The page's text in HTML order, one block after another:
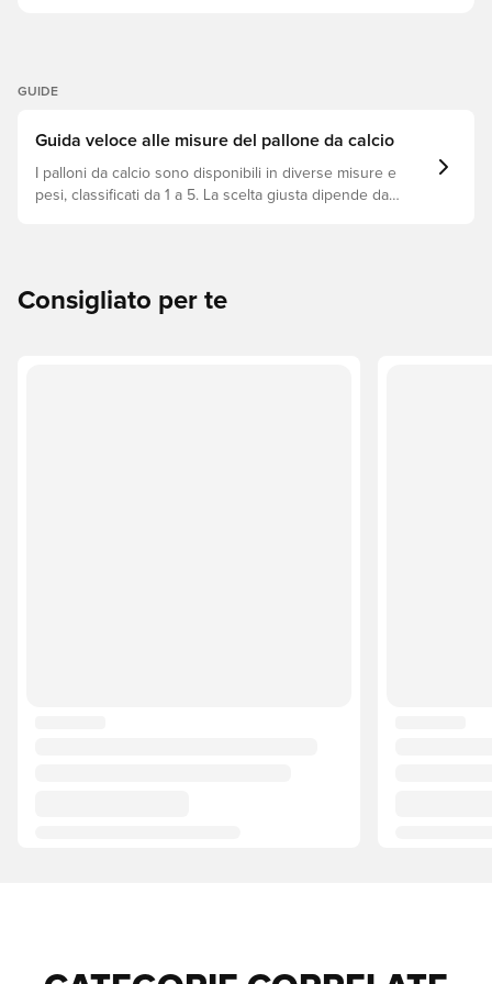
GUIDE
Guida veloce alle misure del pallone da calcio
I palloni da calcio sono disponibili in diverse misure e
pesi, classificati da 1 a 5. La scelta giusta dipende da
Consigliato per te